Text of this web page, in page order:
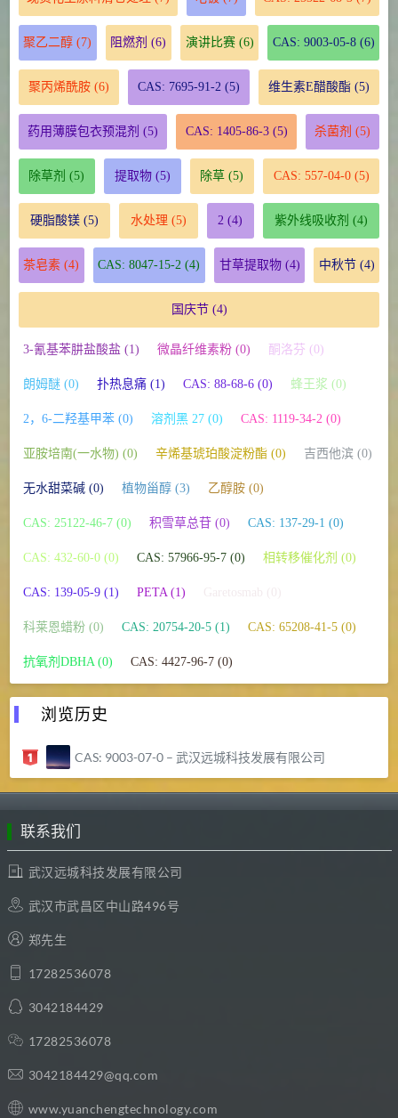
聚乙二醇 (7) 阻燃剂 (6) 演讲比赛(6) CAS: 9003-05-8(6)
聚丙烯酰胺(6) CAS: 7695-91-2 (5) 维生素E醋酸酯 (5)
药用薄膜包衣预混剂 (5) CAS: 1405-86-3(5) 杀菌剂 (5)
除草剂 (5) 提取物(5) 除草 (5) CAS: 557-04-0(5)
硬脂酸镁(5) 水处理 (5) 2 (4) 紫外线吸收剂 (4)
茶皂素 (4) CAS: 8047-15-2 (4) 甘草提取物(4) 中秋节(4)
国庆节(4)
3-氰基苯肼盐酸盐 (1) 微晶纤维素粉 (0) 酮洛芬 (0)
朗姆醚 (0) 扑热息痛 (1) CAS: 88-68-6 (0) 蜂王浆 (0)
2，6-二羟基甲苯 (0) 溶剂黑 27 (0) CAS: 1119-34-2 (0)
亚胺培南(一水物) (0) 辛烯基琥珀酸淀粉酯 (0) 吉西他滨 (0)
无水甜菜碱 (0) 植物甾醇 (3) 乙醇胺 (0)
CAS: 25122-46-7 (0) 积雪草总苷 (0) CAS: 137-29-1 (0)
CAS: 432-60-0 (0) CAS: 57966-95-7 (0) 相转移催化剂 (0)
CAS: 139-05-9 (1) PETA (1)
科莱恩蜡粉 (0) CAS: 20754-20-5 (1) CAS: 65208-41-5 (0)
抗氧剂DBHA (0) CAS: 4427-96-7 (0)
浏览历史
CAS: 9003-07-0 – 武汉远城科技发展有限公司
联系我们
武汉远城科技发展有限公司
武汉市武昌区中山路496号
郑先生
17282536078
3042184429
17282536078
3042184429@qq.com
www.yuanchengtechnology.com